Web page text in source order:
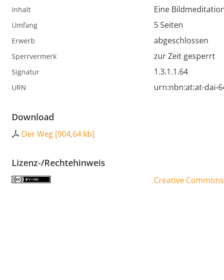
Inhalt Eine
Umfang 5 Seiten
Erwerb abgeschlossen
Sperrvermerk zur Zeit gesperrt
Signatur 1.3.1.1.64
URN urn:nbn:at:at-dai-
Download
Der Weg [904,64 kb]
Lizenz-/Rechtehinweis
Creative